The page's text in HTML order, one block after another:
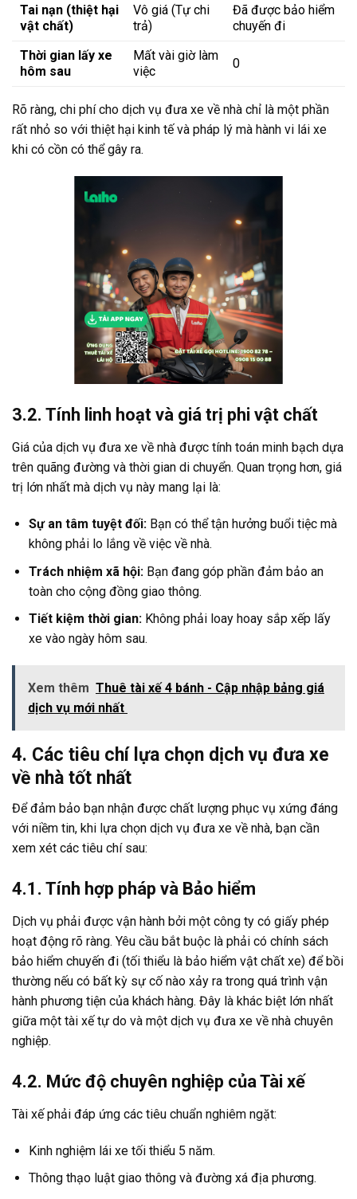
Tai nạn (thiệt hại
vật chất)
Vô giá (Tự chi
trả)
Đã được bảo hiểm
chuyến đi
Thời gian lấy xe
hôm sau
Mất vài giờ làm
việc
0
Rõ ràng, chi phí cho dịch vụ đưa xe về nhà chỉ là một phần
rất nhỏ so với thiệt hại kinh tế và pháp lý mà hành vi lái xe
khi có cồn có thể gây ra.
3.2. Tính linh hoạt và giá trị phi vật chất
Giá của dịch vụ đưa xe về nhà được tính toán minh bạch dựa
trên quãng đường và thời gian di chuyển. Quan trọng hơn, giá
trị lớn nhất mà dịch vụ này mang lại là:
Sự an tâm tuyệt đối:Bạn có thể tận hưởng buổi tiệc mà
không phải lo lắng về việc về nhà.
Trách nhiệm xã hội:Bạn đang góp phần đảm bảo an
toàn cho cộng đồng giao thông.
Tiết kiệm thời gian:Không phải loay hoay sắp xếp lấy
xe vào ngày hôm sau.
Xem thêm Thuê tài xế 4 bánh - Cập nhập bảng giá
dịch vụ mới nhất
4. Các tiêu chí lựa chọn dịch vụ đưa xe
về nhà tốt nhất
Để đảm bảo bạn nhận được chất lượng phục vụ xứng đáng
với niềm tin, khi lựa chọn dịch vụ đưa xe về nhà, bạn cần
xem xét các tiêu chí sau:
4.1. Tính hợp pháp và Bảo hiểm
Dịch vụ phải được vận hành bởi một công ty có giấy phép
hoạt động rõ ràng. Yêu cầu bắt buộc là phải có chính sách
bảo hiểm chuyến đi (tối thiểu là bảo hiểm vật chất xe) để bồi
thường nếu có bất kỳ sự cố nào xảy ra trong quá trình vận
hành phương tiện của khách hàng. Đây là khác biệt lớn nhất
giữa một tài xế tự do và một dịch vụ đưa xe về nhà chuyên
nghiệp.
4.2. Mức độ chuyên nghiệp của Tài xế
Tài xế phải đáp ứng các tiêu chuẩn nghiêm ngặt:
Kinh nghiệm lái xe tối thiểu 5 năm.
Thông thạo luật giao thông và đường xá địa phương.